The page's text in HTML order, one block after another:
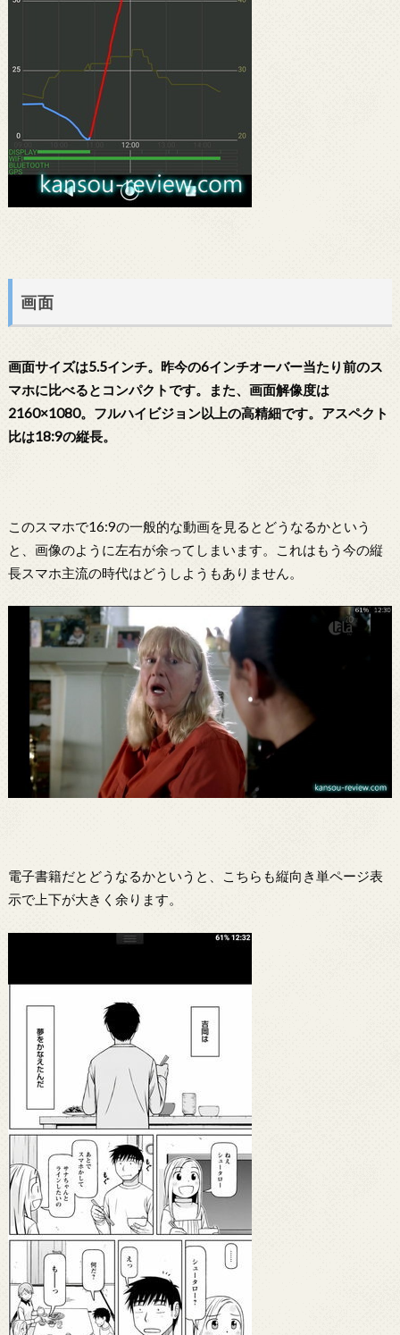
画面
画面サイズは5.5インチ。昨今の6インチオーバー当たり前のス
マホに比べるとコンパクトです。また、画面解像度は
2160×1080。フルハイビジョン以上の高精細です。アスペクト
比は18:9の縦長。
このスマホで16:9の一般的な動画を見るとどうなるかという
と、画像のように左右が余ってしまいます。これはもう今の縦
長スマホ主流の時代はどうしようもありません。
電子書籍だとどうなるかというと、こちらも縦向き単ページ表
示で上下が大きく余ります。